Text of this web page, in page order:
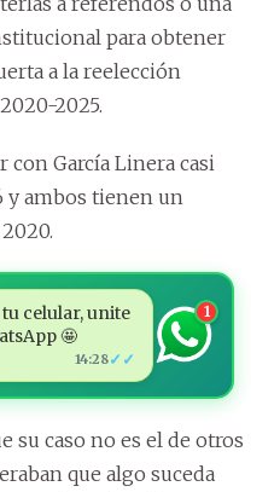
para obtener
a la reelección
2025.
con García Linera casi
y ambos tienen un
celular, unite
🤩
14:28✓✓
1
su caso no es el de otros
que algo suceda